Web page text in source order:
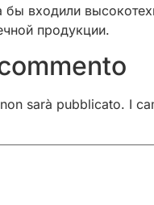
входили
продукции.
sarà pubblicato. I